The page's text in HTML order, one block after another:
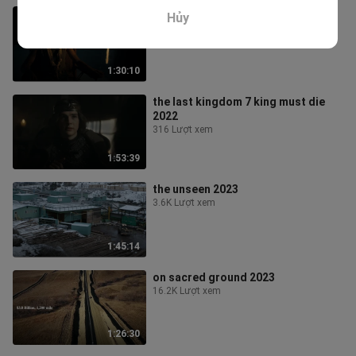
1:30:10
shadow master 2022 hd
413 Lượt xem
1:53:39
the last kingdom 7 king must die
2022
316 Lượt xem
1:45:14
the unseen 2023
3.6K Lượt xem
1:26:30
on sacred ground 2023
16.2K Lượt xem
Hủy